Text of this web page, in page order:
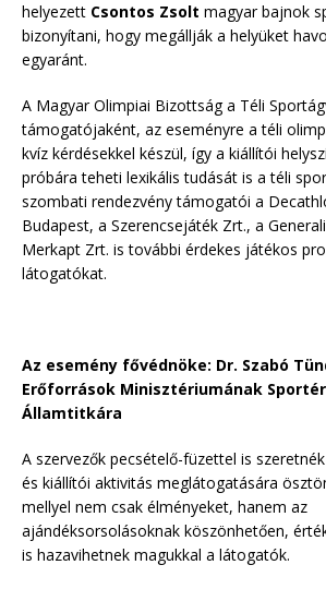
helyezett Csontos Zsolt magyar bajnok
bizonyítani, hogy megállják a helyüket
egyaránt.
A Magyar Olimpiai Bizottság a Téli
támogatójaként, az eseményre a téli
kvíz kérdésekkel készül, így a kiállítói
próbára teheti lexikális tudását is a téli
szombati rendezvény támogatói a
Budapest, a Szerencsejáték Zrt., a
Merkapt Zrt. is további érdekes játékos
látogatókat.
Az esemény fővédnöke: Dr. Szabó
Erőforrások Minisztériumának
Államtitkára
A szervezők pecsételő-füzettel is
és kiállítói aktivitás meglátogatására
mellyel nem csak élményeket, hanem az
ajándéksorsolásoknak köszönhetően,
is hazavihetnek magukkal a látogatók.